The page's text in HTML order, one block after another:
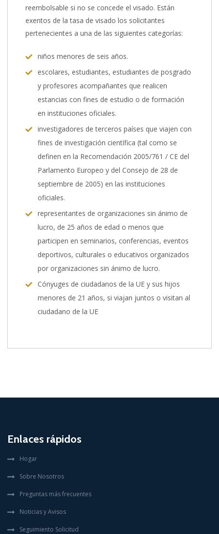
reembolsable si no se concede el visado. Están
exentos de la tasa de visado los solicitantes
pertenecientes a una de las siguientes categorías:
niños menores de seis años.
escolares, estudiantes, estudiantes de posgrado
y profesores acompañantes que realicen
estancias con fines de estudio o de formación
en instituciones oficiales.
investigadores de terceros países que viajen con
fines de investigación científica (tal como se
definen en la Recomendación 2005/761 / CE del
Parlamento Europeo y del Consejo de 28 de
septiembre de 2005) en las instituciones
oficiales.
representantes de organizaciones sin ánimo de
lucro, de 25 años de edad o menos que
participen en seminarios, conferencias, eventos
deportivos, culturales o educativos organizados
por organizaciones sin ánimo de lucro.
Cónyuges de ciudadanos de la UE y sus hijos
menores de 21 años, si viajan juntos o visitan al
ciudadano de la UE
Enlaces rápidos
Hogar
Sobre Nosotros
Preguntas más frecuentes
Noticias y Avisos
Seguimiento Solicitud